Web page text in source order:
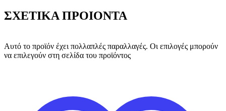
ΣΧΕΤΙΚΑ ΠΡΟΙΟΝΤΑ
Αυτό το προϊόν έχει πολλαπλές παραλλαγές. Οι επιλογές μπορούν
να επιλεγούν στη σελίδα του προϊόντος